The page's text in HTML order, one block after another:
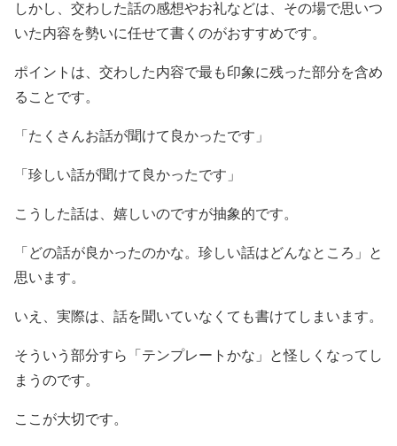
しかし、交わした話の感想やお礼などは、その場で思いつ
いた内容を勢いに任せて書くのがおすすめです。
ポイントは、交わした内容で最も印象に残った部分を含め
ることです。
「たくさんお話が聞けて良かったです」
「珍しい話が聞けて良かったです」
こうした話は、嬉しいのですが抽象的です。
「どの話が良かったのかな。珍しい話はどんなところ」と
思います。
いえ、実際は、話を聞いていなくても書けてしまいます。
そういう部分すら「テンプレートかな」と怪しくなってし
まうのです。
ここが大切です。